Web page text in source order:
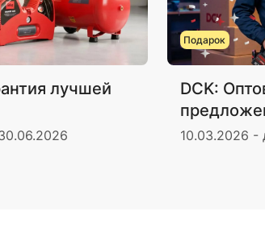
лучшей
Подарок
DCK:
10.03.2026 -